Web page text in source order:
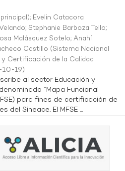
; Evelin Catacora
; Stephanie Barboza Tello;
Malásquez Sotelo; Anahí
Castillo (Sistema Nacional
Certificación de la Calidad
10-19)
al sector Educación y
“Mapa Funcional
para fines de certificación de
del Sineace. El MFSE ...
de la